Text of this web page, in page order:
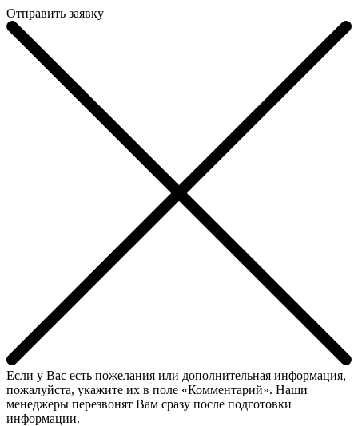
Отправить заявку
Если у Вас есть пожелания или дополнительная информация,
пожалуйста, укажите их в поле «Комментарий». Наши
менеджеры перезвонят Вам сразу после подготовки
информации.